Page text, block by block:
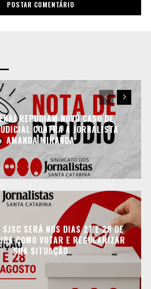
REPUDIAM NOVO CASO DE
CONTRA A JORNALISTA
AMANDA MIRANDA
SJSC SERÁ NOS DIAS 27 E 28 DE
COMO VOTAR E REGULARIZAR
SUA SITUAÇÃO